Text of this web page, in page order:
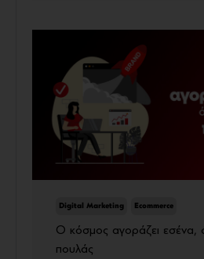
Digital Marketing Ecommerce
Ο κόσμος αγοράζει εσένα,
πουλάς